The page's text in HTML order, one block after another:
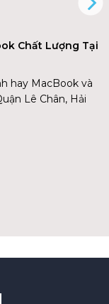
Chất Lượng Tại
hay MacBook và
Lê Chân, Hải